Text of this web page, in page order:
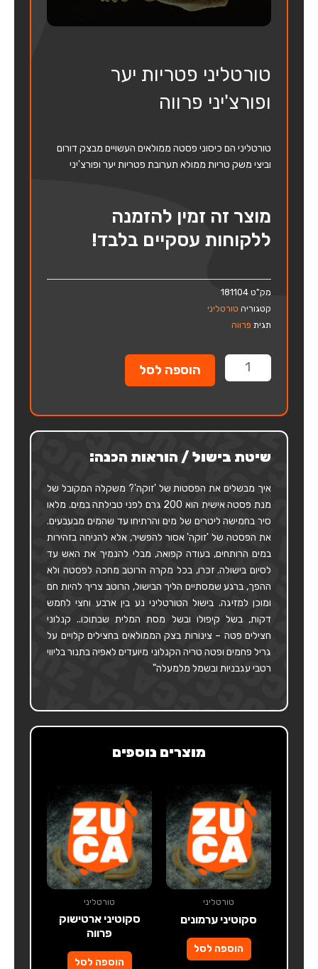
טורטליני פטריות יער
ופורצ'יני פרווה
טורטליני הם כיסוני פסטה ממולאים העשויים מבצק דורום
וביצי משק טריות ממולא תערובת פטריות יער ופורצ'יני
מוצר זה זמין להזמנה
ללקוחות עסקיים בלבד!
מק"ט 181104
קטגוריה טורטליני
תגית פרווה
כמות
של
פרווה
הוספה לסל
שיטת בישול / הוראות הכנה:
איך מבשלים את הפסטות של 'זוקה'? משקלה המקובל של
מנת פסטה אישית הוא 200 גרם לפני טבילתה במים. מלאו
סיר בחמישה ליטרים של מים והרתיחו עד שהמים מבעבעים.
את הפסטה של 'זוקה' אסור להפשיר, אלא להניחה בזהירות
במים הרותחים, בעודה קפואה, מבלי להנמיך את האש עד
לסיום בישולה. זכרו, בכל מקרה הרוטב מחכה לפסטה ולא
ההפך, ברגע שמסתיים הליך הבישול, הרוטב צריך להיות חם
ומוכן למזיגה. בישול הטורטליני נע בין ארבע וחצי לחמש
דקות, בשל קיפולו ובשל מסת המלית שבתוכו.. קנלוני
חצילים פטה – צינורות בצק הממולאים בחצילים קלויים על
גריל פחמים ופטה טריה הקנלוני מיועדים לאפיה בתנור בליווי
רטבי עגבניות ובשמל מלמעלה"
מוצרים נוספים
טורטליני
סקוטיני ערמונים
הוספה לסל
טורטליני
סקוטיני ארטישוק
פרווה
הוספה לסל